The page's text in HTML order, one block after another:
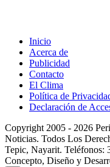
Inicio
Acerca de
Publicidad
Contacto
El Clima
Política de
Declaración de
Copyright 2005 - 2026
Noticias. Todos Los
Tepic, Nayarit. Teléfonos:
Concepto, Diseño y